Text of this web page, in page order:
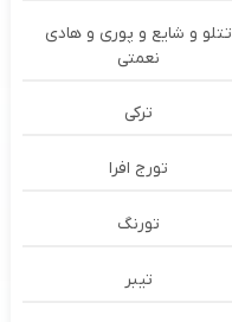
تتلو و شایع و پوری و هادی
نعمتی
ترکی
تورج افرا
تورنگ
تیبر